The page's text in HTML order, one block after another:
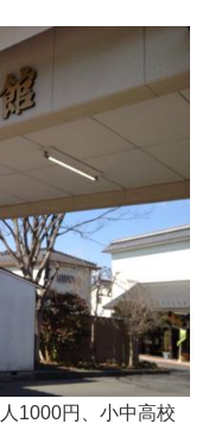
1000円、小中高校